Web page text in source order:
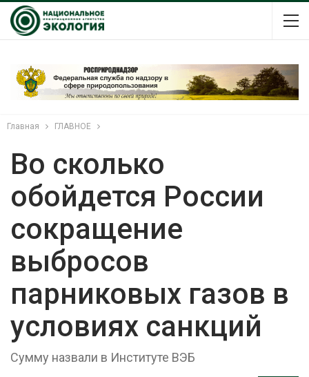
Главная ГЛАВНОЕ
Во сколько
обойдется России
сокращение
выбросов
парниковых газов в
условиях санкций
Сумму назвали в Институте ВЭБ